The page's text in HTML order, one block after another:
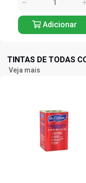
Adicionar
TINTAS DE TODAS
Veja mais